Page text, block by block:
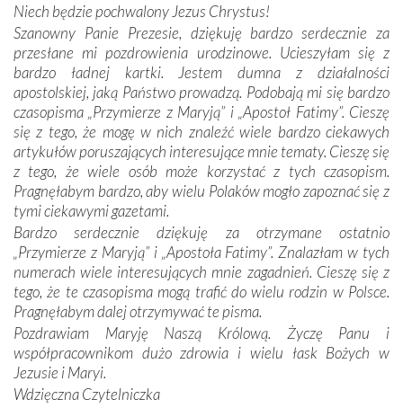
mieliśmy okazję przekonać się, że Maryja swoją opieką
otacza nie tylko nasz naród, lecz wszystkie nacje, które
się Jej ufnie oddają, a także każdą osobę, która zawierza
Jej siebie oraz swych bliskich.
Dzieje Portugalii to również historia wierności Bogu i
odstępstw, także w życiu władców. Trudne momenty w
wymiarze tak osobistym, jak i zbiorowym, przypominają o
konieczności ciągłego zabiegania o własną duszę i o łaskę
Opatrzności. Wierność przynosi pomyślność –
przynajmniej w życiu duchowym. Odstępstwo owocuje
nieszczęściem i śmiercią. Te uniwersalne prawdy
przychodziły na myśl, gdy słuchaliśmy opowieści
przewodników o portugalskich monarchach i wodzach,
zwycięskich bitwach i nieszczęśliwych losach grzesznych
kochanków.
Byli tym razem pośród Apostołów Fatimy reprezentanci
każdego spośród żyjących pokoleń. Najmłodszy uczestnik
liczył sobie 13 lat, zaś senior, pan Zdzisław – już 94.
Niech będzie pochwalony Jezus Chrystus!
Szanowny Panie Prezesie, dziękuję bardzo serdecznie za
przesłane mi pozdrowienia urodzinowe. Ucieszyłam się z
bardzo ładnej kartki. Jestem dumna z działalności
apostolskiej, jaką Państwo prowadzą. Podobają mi się bardzo
czasopisma „Przymierze z Maryją” i „Apostoł Fatimy”. Cieszę
się z tego, że mogę w nich znaleźć wiele bardzo ciekawych
artykułów poruszających interesujące mnie tematy. Cieszę się
z tego, że wiele osób może korzystać z tych czasopism.
Pragnęłabym bardzo, aby wielu Polaków mogło zapoznać się z
tymi ciekawymi gazetami.
Bardzo serdecznie dziękuję za otrzymane ostatnio
„Przymierze z Maryją” i „Apostoła Fatimy”. Znalazłam w tych
numerach wiele interesujących mnie zagadnień. Cieszę się z
tego, że te czasopisma mogą trafić do wielu rodzin w Polsce.
Pragnęłabym dalej otrzymywać te pisma.
Pozdrawiam Maryję Naszą Królową. Życzę Panu i
współpracownikom dużo zdrowia i wielu łask Bożych w
Jezusie i Maryi.
Wdzięczna Czytelniczka